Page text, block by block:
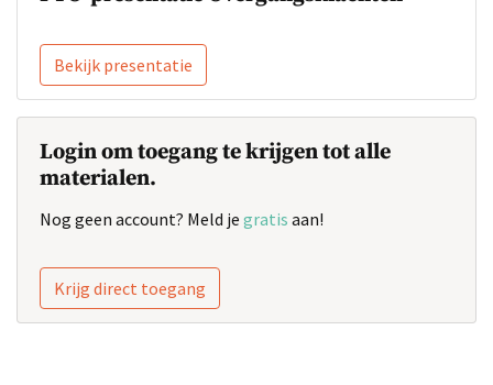
Bekijk presentatie
Login om toegang te krijgen tot alle
materialen.
Nog geen account? Meld je gratis aan!
Krijg direct toegang